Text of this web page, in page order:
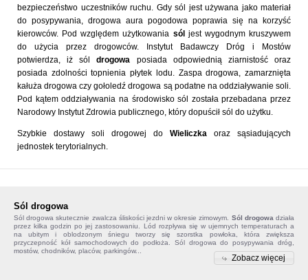
bezpieczeństwo uczestników ruchu. Gdy sól jest używana jako materiał
do posypywania, drogowa aura pogodowa poprawia się na korzyść
kierowców. Pod względem użytkowania sól jest wygodnym kruszywem
do użycia przez drogowców. Instytut Badawczy Dróg i Mostów
potwierdza, iż sóldrogowa posiada odpowiednią ziarnistość oraz
posiada zdolności topnienia płytek lodu. Zaspa drogowa, zamarznięta
kałuża drogowa czy gołoledź drogowa są podatne na oddziaływanie soli.
Pod kątem oddziaływania na środowisko sól została przebadana przez
Narodowy Instytut Zdrowia publicznego, który dopuścił sól do użytku.
Szybkie dostawy soli drogowej do Wieliczka oraz sąsiadujących
jednostek terytorialnych.
Sól drogowa
Sól drogowa skutecznie zwalcza śliskości jezdni w okresie zimowym. Sól drogowa działa
przez kilka godzin po jej zastosowaniu. Lód rozpływa się w ujemnych temperaturach a
na ubitym i oblodzonym śniegu tworzy się szorstka powłoka, która zwiększa
przyczepność kół samochodowych do podłoża. Sól drogowa do posypywania dróg,
mostów, chodników, placów, parkingów...
Zobacz więcej